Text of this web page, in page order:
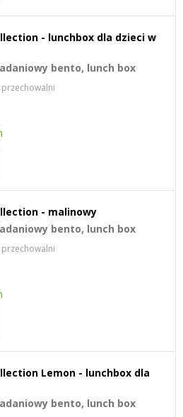
- lunchbox dla dzieci w
bento, lunch box
- malinowy
bento, lunch box
Lemon - lunchbox dla
bento, lunch box